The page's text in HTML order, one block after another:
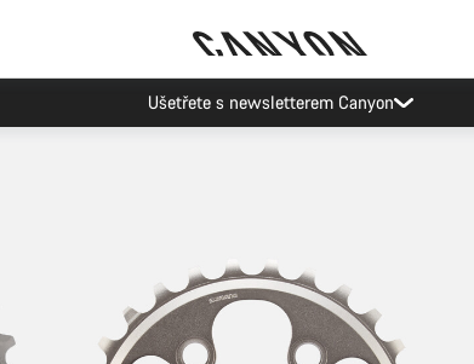
Ušetřete s newsletterem Canyon